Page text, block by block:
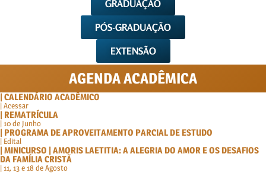
GRADUAÇÃO
PÓS-GRADUAÇÃO
EXTENSÃO
AGENDA ACADÊMICA
| CALENDÁRIO ACADÊMICO
| Acessar
| REMATRÍCULA
| 10 de Junho
| PROGRAMA DE APROVEITAMENTO PARCIAL DE ESTUDO
| Edital
| MINICURSO | AMORIS LAETITIA: A ALEGRIA DO AMOR E OS DESAFIOS
DA FAMÍLIA CRISTÃ
| 11, 13 e 18 de Agosto